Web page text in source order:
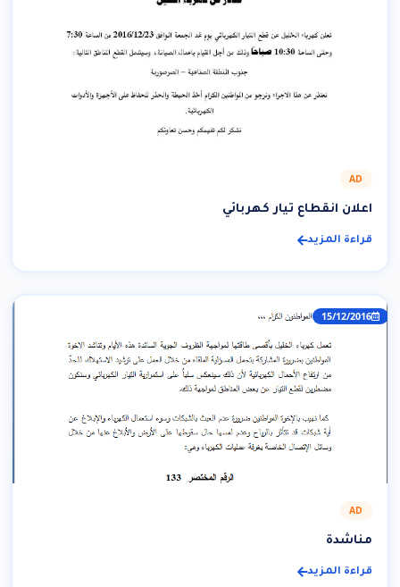
AD
اعلان انقطاع تيار كهربائي
قراءة المزيد
15/12/2016
AD
مناشدة
قراءة المزيد